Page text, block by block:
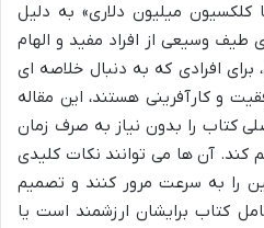
کلکسیون میلیون دلاری» به دلیل
طیف وسیعی از افراد مفید و الهام
افرادی که به دنبال خلاصه ای
و کارآفرینی هستند، این مقاله
کتاب را بدون نیاز به صرف زمان
کند. آن ها می توانند نکات کلیدی
را به سرعت مرور کنند و تصمیم
کتاب برایشان ارزشمند است یا